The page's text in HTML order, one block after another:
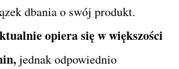
dbania o swój produkt.
opiera się w większości
jednak odpowiednio